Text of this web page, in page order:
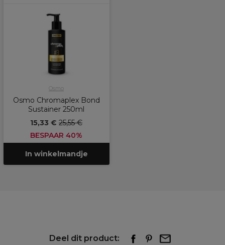
Osmo
Osmo Chromaplex Bond
Sustainer 250ml
15,33 € 25,55 €
BESPAAR 40%
In winkelmandje
Deel dit product: